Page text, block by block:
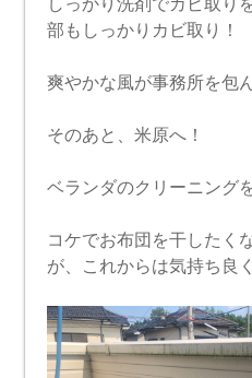
部もしっかりカビ取り！
爽やかな風が事務所を包
そのあと、米原へ！
ベランダのクリーニング
コケでお布団を干したく
が、これからは気持ち良